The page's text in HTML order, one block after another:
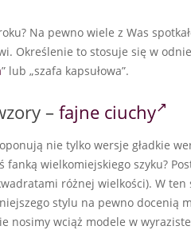
Na pewno wiele z Was
Określenie to stosuje się w
” lub „szafa kapsułowa”.
– fajne ciuchy
nie tylko wersje gładkie
fanką wielkomiejskiego szyku?
różnej wielkości). W
stylu na pewno docenią
nosimy wciąż modele w